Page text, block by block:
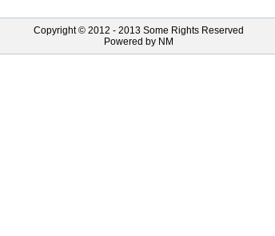
Copyright © 2012 - 2013 Some Rights Reserved
Powered by NM